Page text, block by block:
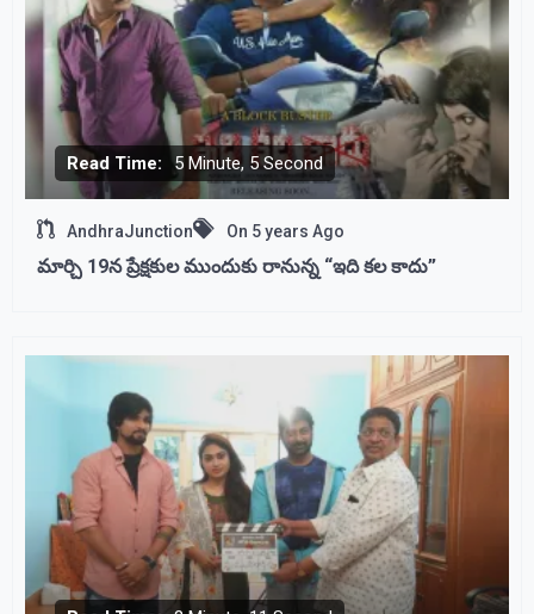
Read Time: 5 Minute, 5 Second
AndhraJunction On 5 years Ago
మార్చి 19న ప్రేక్షకుల ముందుకు రానున్న “ఇది కల కాదు”